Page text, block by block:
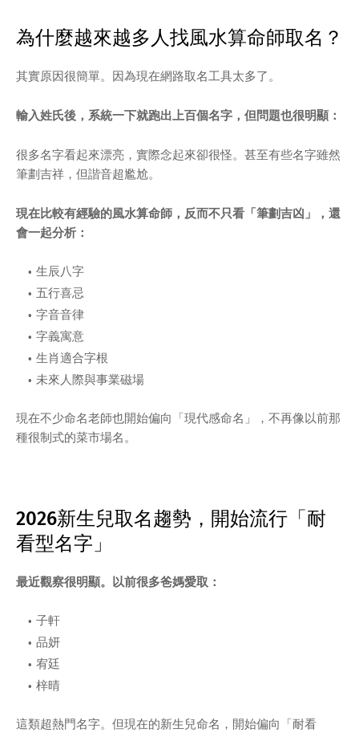
為什麼越來越多人找風水算命師取名？
其實原因很簡單。因為現在網路取名工具太多了。
輸入姓氏後，系統一下就跑出上百個名字，但問題也很明顯：
很多名字看起來漂亮，實際念起來卻很怪。甚至有些名字雖然
筆劃吉祥，但諧音超尷尬。
現在比較有經驗的風水算命師，反而不只看「筆劃吉凶」，還
會一起分析：
生辰八字
五行喜忌
字音音律
字義寓意
生肖適合字根
未來人際與事業磁場
現在不少命名老師也開始偏向「現代感命名」，不再像以前那
種很制式的菜市場名。
2026新生兒取名趨勢，開始流行「耐
看型名字」
最近觀察很明顯。以前很多爸媽愛取：
子軒
品妍
宥廷
梓晴
這類超熱門名字。但現在的新生兒命名，開始偏向「耐看